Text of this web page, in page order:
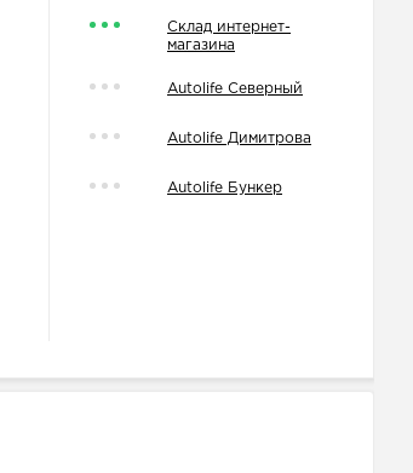
Склад интернет-
магазина
Autolife Северный
Autolife Димитрова
Autolife Бункер